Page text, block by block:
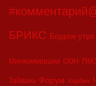
БРИКС Бодрое утро
Минкоммерции ООН
Тайвань Форум Харбин